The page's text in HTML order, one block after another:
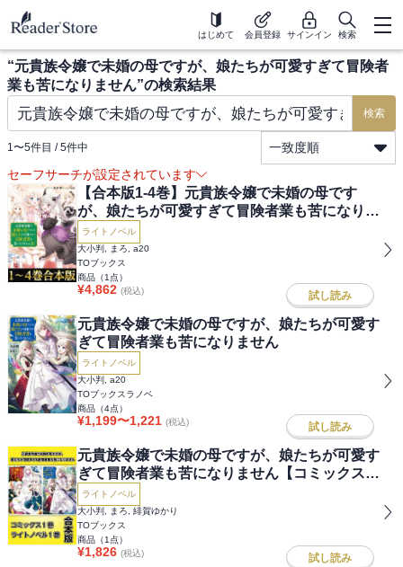
はじめて 会員登録 サインイン 検索
“元貴族令嬢で未婚の母ですが、娘たちが可愛すぎて冒険者
業も苦になりません”の検索結果
検索
1〜5件目 / 5件中
一致度順
セーフサーチが設定されています
【合本版1-4巻】元貴族令嬢で未婚の母です
が、娘たちが可愛すぎて冒険者業も苦になりま
せん
ライトノベル
大小判, まろ, a20
TOブックス
商品（1 点）
¥4,862 (税込) 試し読み
元貴族令嬢で未婚の母ですが、娘たちが可愛す
ぎて冒険者業も苦になりません
ライトノベル
大小判, a20
TOブックスラノベ
商品（4点）
¥1,199〜1,221 (税込) 試し読み
元貴族令嬢で未婚の母ですが、娘たちが可愛す
ぎて冒険者業も苦になりません【コミックス１
巻＆ライトノベル１巻合本版】
ライトノベル
大小判, まろ, 緋賀ゆかり
TOブックス
商品（1 点）
¥1,826 (税込) 試し読み